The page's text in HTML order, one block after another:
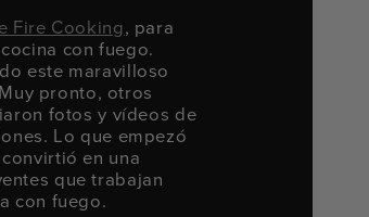
Fire Cooking, para
con fuego.
este maravilloso
pronto, otros
fotos y vídeos de
Lo que empezó
en una
que trabajan
con fuego.